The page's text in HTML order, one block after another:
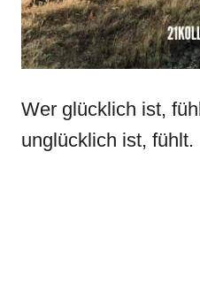
Wer glücklich ist,
unglücklich ist, fühlt.